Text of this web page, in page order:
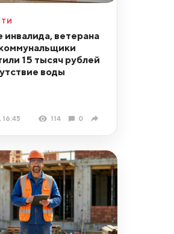
инвалида, ветерана
15 тысяч рублей
воды
16:45 114 0